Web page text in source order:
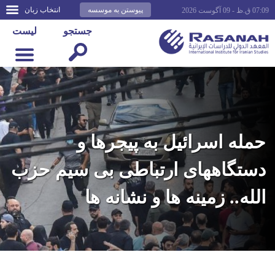
انتخاب زبان پیوستن به موسسه 07:09 ق.ظ - 09 آگوست 2026
لیست جستجو
حمله اسرائیل به پیجرها و
دستگاههای ارتباطی بی سیم حزب
الله.. زمینه ها و نشانه ها